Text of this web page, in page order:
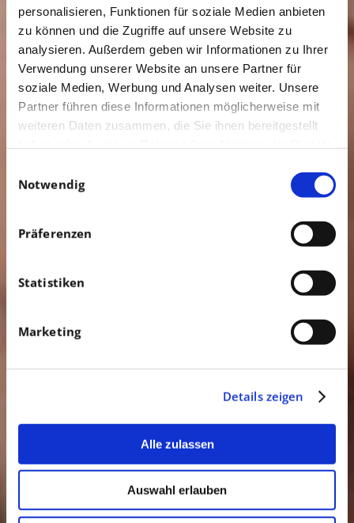
personalisieren, Funktionen für soziale Medien anbieten
zu können und die Zugriffe auf unsere Website zu
analysieren. Außerdem geben wir Informationen zu Ihrer
Verwendung unserer Website an unsere Partner für
soziale Medien, Werbung und Analysen weiter. Unsere
Partner führen diese Informationen möglicherweise mit
weiteren Daten zusammen, die Sie ihnen bereitgestellt
Notwendig
Präferenzen
Statistiken
Marketing
Details zeigen
Alle zulassen
Auswahl erlauben